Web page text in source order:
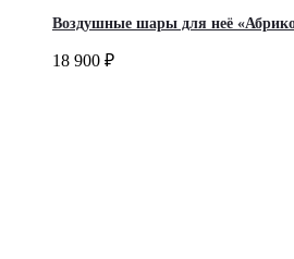
Воздушные шары для неё
18 900 ₽